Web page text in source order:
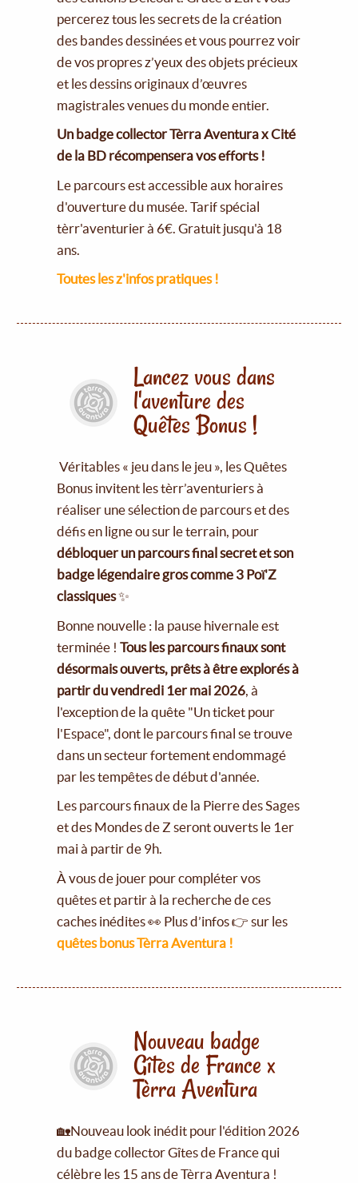
percerez tous les secrets de la création
des bandes dessinées et vous pourrez voir
de vos propres z’yeux des objets précieux
et les dessins originaux d’œuvres
magistrales venues du monde entier.
Un badge collector Tèrra Aventura x Cité
de la BD récompensera vos efforts !
Le parcours est accessible aux horaires
d'ouverture du musée. Tarif spécial
tèrr'aventurier à 6€. Gratuit jusqu'à 18
ans.
Toutes les z'infos pratiques !
Lancez vous dans
l'aventure des
Quêtes Bonus !
Véritables « jeu dans le jeu », les Quêtes
Bonus invitent les tèrr’aventuriers à
réaliser une sélection de parcours et des
défis en ligne ou sur le terrain, pour
débloquer un parcours final secret et son
badge légendaire gros comme 3 Poï'Z
classiques✨
Bonne nouvelle : la pause hivernale est
terminée !Tous les parcours finaux sont
désormais ouverts, prêts à être explorés à
partir du vendredi 1er mai 2026 , à
l'exception de la quête "Un ticket pour
l'Espace", dont le parcours final se trouve
dans un secteur fortement endommagé
par les tempêtes de début d'année.
Les parcours finaux de la Pierre des Sages
et des Mondes de Z seront ouverts le 1er
mai à partir de 9h.
À vous de jouer pour compléter vos
quêtes et partir à la recherche de ces
caches inédites 👀 Plus d’infos 👉 sur les
quêtes bonus Tèrra Aventura !
Nouveau badge
Gîtes de France x
Tèrra Aventura
🏡Nouveau look inédit pour l'édition 2026
du badge collector Gîtes de France qui
célèbre les 15 ans de Tèrra Aventura !